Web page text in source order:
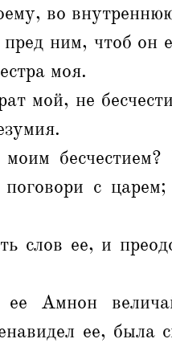
во
ним, чтоб он
моя.
мой, не
с
слов ее, и
Амнон
ее, была